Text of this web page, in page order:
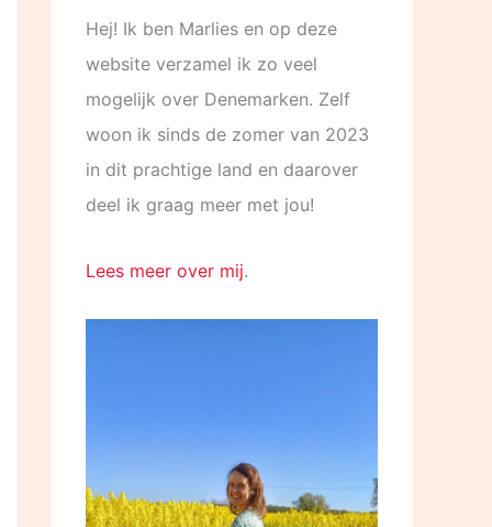
Hej! Ik ben Marlies en op deze
website verzamel ik zo veel
mogelijk over Denemarken. Zelf
woon ik sinds de zomer van 2023
in dit prachtige land en daarover
deel ik graag meer met jou!
Lees meer over mij.